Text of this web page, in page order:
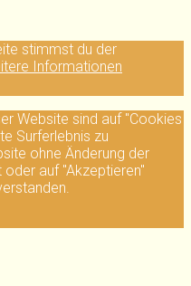
stimmst du der
Informationen
Website sind auf "Cookies
Surferlebnis zu
ohne Änderung der
auf "Akzeptieren"